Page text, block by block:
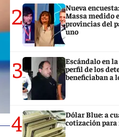
2
Nueva
Massa medido
provincias del
uno
3
Escándalo en
perfil de los
beneficiaban a
4
Dólar Blue: a
cotización para